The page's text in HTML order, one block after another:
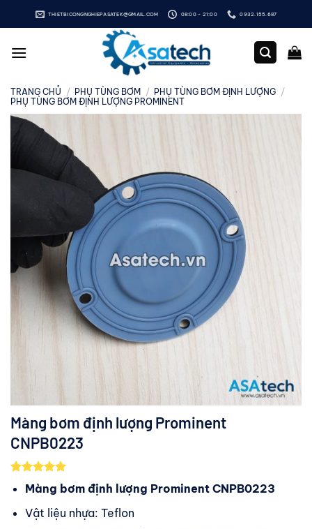
qua
dung
THIETBICONGNGHIEPASATEK@GMAIL.COM 08:00 - 21:00 0932.155.687
TRANG CHỦ / PHỤ TÙNG BƠM / PHỤ TÙNG BƠM ĐỊNH LƯỢNG /
PHỤ TÙNG BƠM ĐỊNH LƯỢNG PROMINENT
Màng bơm định lượng Prominent
CNPB0223
5.00trên 5
dựa trên
Màng bơm định lượng Prominent CNPB0223
Vật liệu nhựa: Teflon